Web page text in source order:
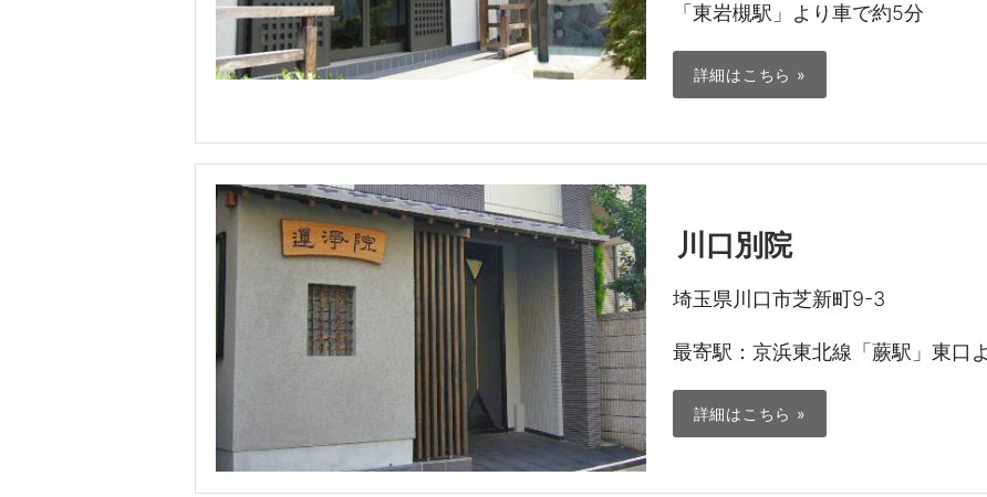
「東岩槻駅」より車で約5分
詳細はこちら »
川口別院
埼玉県川口市芝新町9-3
最寄駅：京浜東北線「蕨駅」東口
詳細はこちら »